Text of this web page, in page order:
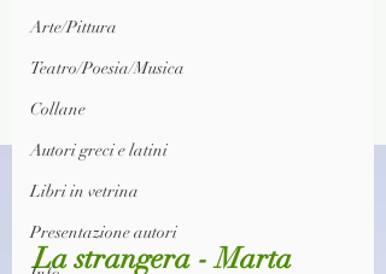
Arte/Pittura
Teatro/Poesia/Musica
Collane
Autori greci e latini
Libri in vetrina
Presentazione autori
La strangera - Marta